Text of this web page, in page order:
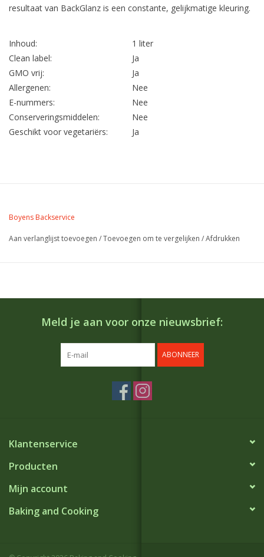
resultaat van BackGlanz is een constante, gelijkmatige kleuring.
Inhoud:
1 liter
Clean label:
Ja
GMO vrij:
Ja
Allergenen:
Nee
E-nummers:
Nee
Conserveringsmiddelen:
Nee
Geschikt voor vegetariërs:
Ja
Boyens Backservice
Aan verlanglijst toevoegen /Toevoegen om te vergelijken /Afdrukken
Meld je aan voor onze nieuwsbrief:
ABONNEER
Klantenservice
Producten
Mijn account
Baking and Cooking